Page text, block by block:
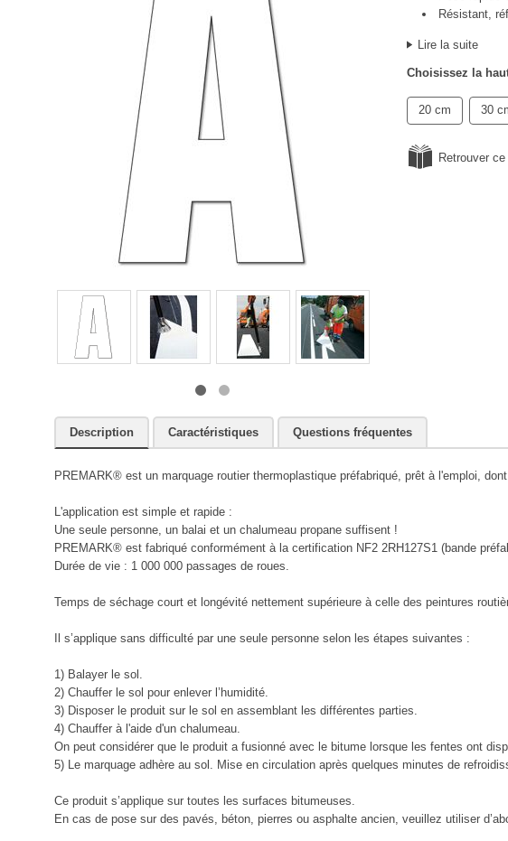
Résistant,
Lire la suite
Choisissez la
20 cm 30
Retrouver
Description Caractéristiques Questions fréquentes
PREMARK® est un marquage routier thermoplastique préfabriqué, prêt à l'emploi,
L'application est simple et rapide :
Une seule personne, un balai et un chalumeau propane suffisent !
PREMARK® est fabriqué conformément à la certification NF2 2RH127S1 (bande
Durée de vie : 1 000 000 passages de roues.
Temps de séchage court et longévité nettement supérieure à celle des peintures
Il s’applique sans difficulté par une seule personne selon les étapes suivantes :
1) Balayer le sol.
2) Chauffer le sol pour enlever l’humidité.
3) Disposer le produit sur le sol en assemblant les différentes parties.
4) Chauffer à l'aide d'un chalumeau.
On peut considérer que le produit a fusionné avec le bitume lorsque les fentes ont
5) Le marquage adhère au sol. Mise en circulation après quelques minutes de
Ce produit s’applique sur toutes les surfaces bitumeuses.
En cas de pose sur des pavés, béton, pierres ou asphalte ancien, veuillez utiliser